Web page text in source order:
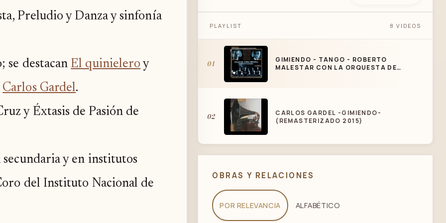
Preludio y Danza y sinfonía
se destacan El quinieleroy
Carlos Gardel.
y Éxtasis de Pasión de
secundaria y en institutos
del Instituto Nacional de
LA ORQUESTA DE FRANCISCO CANARO
PLAYLIST 8 VIDEOS
01
GIMIENDO - TANGO - ROBERTO
MALESTAR CON LA ORQUESTA DE
02
CARLOS GARDEL -GIMIENDO-
(REMASTERIZADO 2015)
03
(INSTR.) (16/05/1928)
04
CARLOS GARDEL -EL QUINIELERO-
OBRAS Y RELACIONES
POR RELEVANCIA ALFABÉTICO